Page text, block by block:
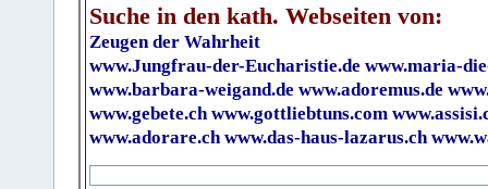
Suche in den kath. Webseiten von:
Zeugen der Wahrheit
www.Jungfrau-der-Eucharistie.de www.maria-
www.barbara-weigand.de www.adoremus.de
www.gebete.ch www.gottliebtuns.com
www.adorare.ch www.das-haus-lazarus.ch